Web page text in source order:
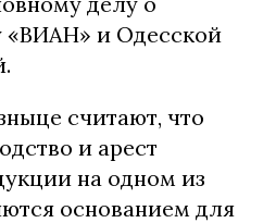
«ВИАН» и Одесской
считают, что
и арест
на одном из
основанием для